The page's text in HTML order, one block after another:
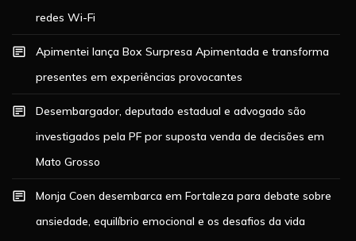
redes Wi-Fi
Apimentei lança Box Surpresa Apimentada e transforma
presentes em experiências provocantes
Desembargador, deputado estadual e advogado são
investigados pela PF por suposta venda de decisões em
Mato Grosso
Monja Coen desembarca em Fortaleza para debate sobre
ansiedade, equilíbrio emocional e os desafios da vida